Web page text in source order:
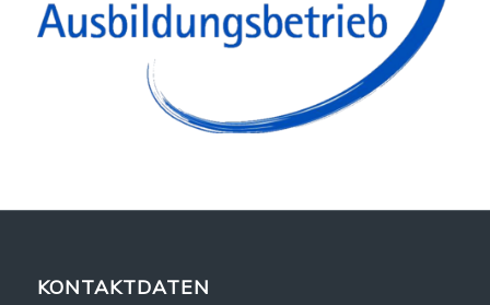
KONTAKTDATEN